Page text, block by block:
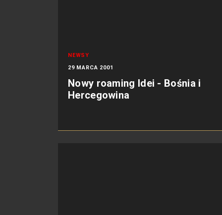
NEWSY
29 MARCA 2001
Nowy roaming Idei - Bośnia i
Hercegowina